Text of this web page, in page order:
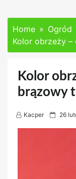
Home
Ogród
Kolor obrzeży
Kolor
brązowy
Kacper
P
o
26